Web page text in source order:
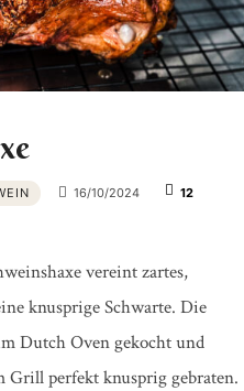
16/10/2024
12
vereint zartes,
knusprige Schwarte. Die
Dutch Oven gekocht und
Grill perfekt knusprig gebraten.